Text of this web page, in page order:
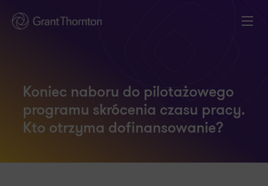
Koniec naboru do pilotażowego
programu skrócenia czasu pracy.
Kto otrzyma dofinansowanie?